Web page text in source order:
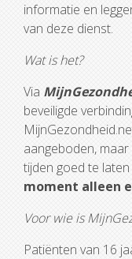
informatie en
van deze dienst.
Wat is het?
Via
beveiligde
aangeboden,
tijden goed te
moment alleen
Voor wie is
Patiënten van 16